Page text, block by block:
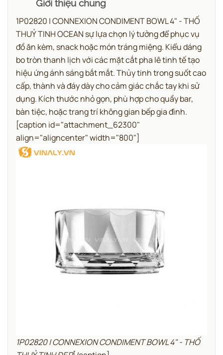
Giới thiệu chung
1P02820 | CONNEXION CONDIMENT BOWL 4" - THỐ
THUỶ TINH OCEAN sự lựa chọn lý tưởng để phục vụ
đồ ăn kèm, snack hoặc món tráng miệng. Kiểu dáng
bo tròn thanh lịch với các mặt cắt pha lê tinh tế tạo
hiệu ứng ánh sáng bắt mắt. Thủy tinh trong suốt cao
cấp, thành và đáy dày cho cảm giác chắc tay khi sử
dụng. Kích thước nhỏ gọn, phù hợp cho quầy bar,
bàn tiệc, hoặc trang trí không gian bếp gia đình.
[caption id="attachment_62300"
align="aligncenter" width="800"]
1P02820 | CONNEXION CONDIMENT BOWL 4" - THỐ